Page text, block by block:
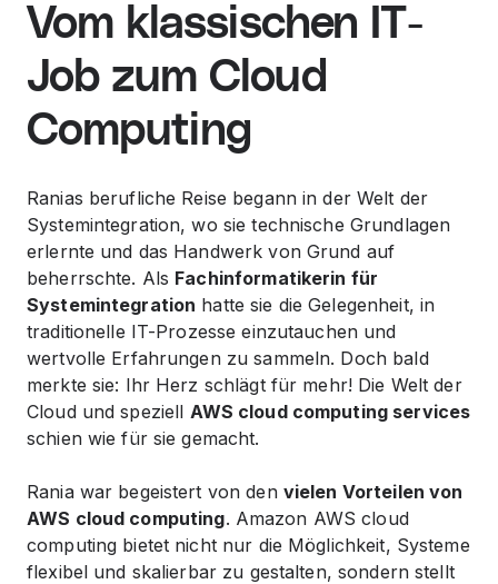
Vom klassischen IT-
Job zum Cloud
Computing
Ranias berufliche Reise begann in der Welt der
Systemintegration, wo sie technische Grundlagen
erlernte und das Handwerk von Grund auf
beherrschte. Als Fachinformatikerin für
Systemintegration hatte sie die Gelegenheit, in
traditionelle IT-Prozesse einzutauchen und
wertvolle Erfahrungen zu sammeln. Doch bald
merkte sie: Ihr Herz schlägt für mehr! Die Welt der
Cloud und speziell AWS cloud computing services
schien wie für sie gemacht.
Rania war begeistert von den vielen Vorteilen von
AWS cloud computing. Amazon AWS cloud
computing bietet nicht nur die Möglichkeit, Systeme
flexibel und skalierbar zu gestalten, sondern stellt